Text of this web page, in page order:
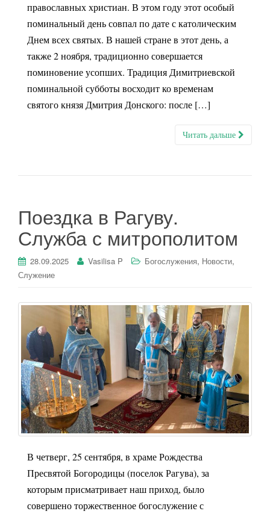
православных христиан. В этом году этот особый
поминальный день совпал по дате с католическим
Днем всех святых. В нашей стране в этот день, а
также 2 ноября, традиционно совершается
поминовение усопших. Традиция Димитриевской
поминальной субботы восходит ко временам
святого князя Дмитрия Донского: после […]
Читать дальше
Поездка в Рагуву.
Служба с митрополитом
28.09.2025 Vasilisa P Богослужения, Новости,
Служение
В четверг, 25 сентября, в храме Рождества
Пресвятой Богородицы (поселок Рагува), за
которым присматривает наш приход, было
совершено торжественное богослужение с